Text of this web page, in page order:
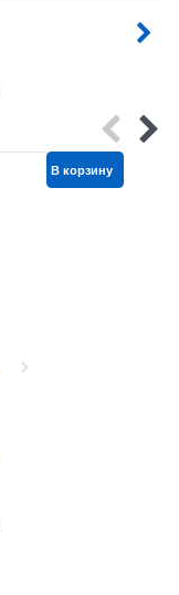
В корзину